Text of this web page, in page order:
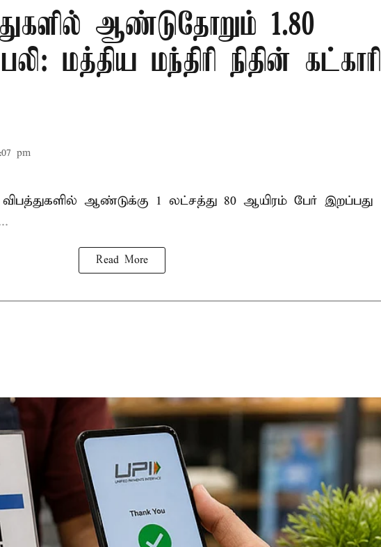
ஆண்டுதோறும் 1.80
மத்திய மந்திரி நிதின் கட்காரி
pm
விபத்துகளில் ஆண்டுக்கு 1 லட்சத்து 80 ஆயிரம் பேர் இறப்பது
Read More